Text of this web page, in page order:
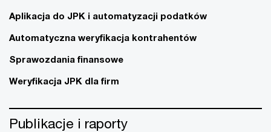
Aplikacja do JPK i automatyzacji podatków
Automatyczna weryfikacja kontrahentów
Sprawozdania finansowe
Weryfikacja JPK dla firm
Publikacje i raporty